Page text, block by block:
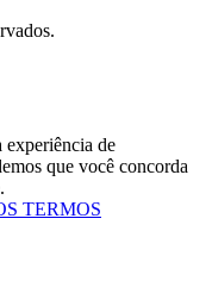
experiência de
que você concorda
TERMOS